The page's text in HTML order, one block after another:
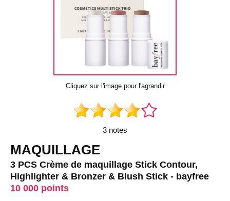
Cliquez sur l'image pour l'agrandir
3 notes
MAQUILLAGE
3 PCS Crème de maquillage Stick Contour,
Highlighter & Bronzer & Blush Stick - bayfree
10 000 points